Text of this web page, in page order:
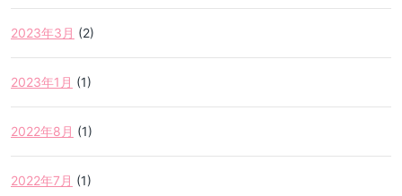
2023年3月 (2)
2023年1月 (1)
2022年8月 (1)
2022年7月 (1)